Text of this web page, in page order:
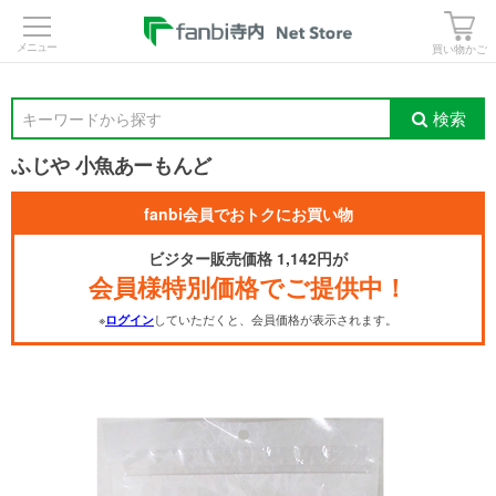
買い物かご
キーワードから探す 検索
ふじや 小魚あーもんど
fanbi会員でおトクにお買い物
ビジター販売価格 1,142円が
会員様特別価格でご提供中！
※ログインしていただくと、会員価格が表示されます。